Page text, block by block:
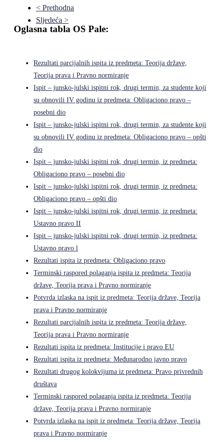
< Prethodna
Sljedeća >
Oglasna tabla OS Pale:
Rezultati parcijalnih ispita iz predmeta: Teorija države,
Teorija prava i Pravno normiranje
Ispit – junsko-julski ispitni rok, drugi termin, za studente koji
su obnovili IV godinu iz predmeta: Obligaciono pravo –
posebni dio
Ispit – junsko-julski ispitni rok, drugi termin, za studente koji
su obnovili IV godinu iz predmeta: Obligaciono pravo – opšti
dio
Ispit – junsko-julski ispitni rok, drugi termin, iz predmeta:
Obligaciono pravo – posebni dio
Ispit – junsko-julski ispitni rok, drugi termin, iz predmeta:
Obligaciono pravo – opšti dio
Ispit – junsko-julski ispitni rok, drugi termin, iz predmeta:
Ustavno pravo II
Ispit – junsko-julski ispitni rok, drugi termin, iz predmeta:
Ustavno pravo l
Rezultati ispita iz predmeta: Obligaciono pravo
Terminski raspored polaganja ispita iz predmeta: Teorija
države, Teorija prava i Pravno normiranje
Potvrda izlaska na ispit iz predmeta: Teorija države, Teorija
prava i Pravno normiranje
Rezultati parcijalnih ispita iz predmeta: Teorija države,
Teorija prava i Pravno normiranje
Rezultati ispita iz predmeta: Institucije i pravo EU
Rezultati ispita iz predmeta: Međunarodno javno pravo
Rezultati drugog kolokvijuma iz predmeta: Pravo privrednih
društava
Terminski raspored polaganja ispita iz predmeta: Teorija
države, Teorija prava i Pravno normiranje
Potvrda izlaska na ispit iz predmeta: Teorija države, Teorija
prava i Pravno normiranje